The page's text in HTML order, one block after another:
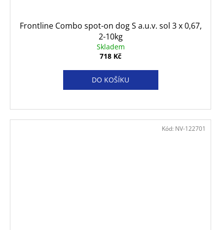
Frontline Combo spot-on dog S a.u.v. sol 3 x 0,67,
2-10kg
Skladem
718 Kč
DO KOŠÍKU
Kód: NV-122701